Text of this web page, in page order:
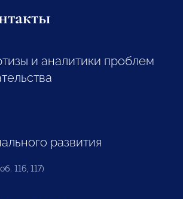
и аналитики проблем
развития
116, 117)